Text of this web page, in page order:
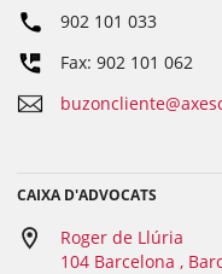
902 101 033
Fax: 902 101 062
CAIXA D'ADVOCATS
Roger de Llúria
104 Barcelona ,